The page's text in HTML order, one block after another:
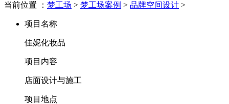
当前位置 ： 梦工场 > 梦工场案例 > 品牌空间设计 >
项目名称
佳妮化妆品
项目内容
店面设计与施工
项目地点